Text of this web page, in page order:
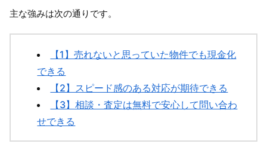
主な強みは次の通りです。
【1】売れないと思っていた物件でも現金化
できる
【2】スピード感のある対応が期待できる
【3】相談・査定は無料で安心して問い合わ
せできる